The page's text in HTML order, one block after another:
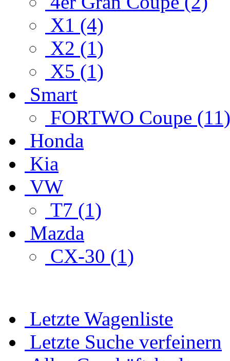
X1 (4)
X2 (1)
X5 (1)
Smart
FORTWO Coupe (11)
Honda
Kia
VW
T7 (1)
Mazda
CX-30 (1)
Letzte Wagenliste
Letzte Suche verfeinern